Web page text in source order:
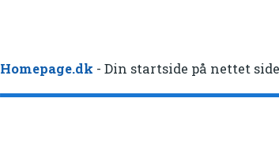
Homepage.dk - Din startside på nettet